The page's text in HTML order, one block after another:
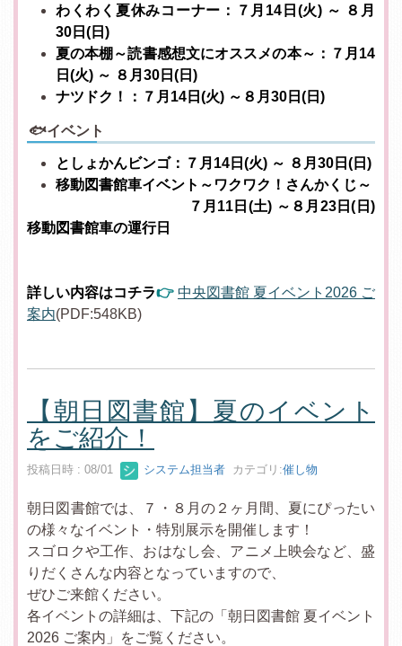
わくわく夏休みコーナー：７月14日(火) ～ ８月
30日(日)
夏の本棚～読書感想文にオススメの本～：７月14
日(火) ～ ８月30日(日)
ナツドク！：７月14日(火) ～８月30日(日)
🐟イベント
としょかんビンゴ：７月14日(火) ～ ８月30日(日)
移動図書館車イベント～ワクワク！さんかくじ～
７月11日(土) ～８月23日(日)
移動図書館車の運行日
詳しい内容はコチラ👉 中央図書館 夏イベント2026 ご
案内(PDF:548KB)
【朝日図書館】夏のイベント
をご紹介！
投稿日時 : 08/01 システム担当者 カテゴリ:催し物
朝日図書館では、７・８月の２ヶ月間、夏にぴったい
の様々なイベント・特別展示を開催します！
スゴロクや工作、おはなし会、アニメ上映会など、盛
りだくさんな内容となっていますので、
ぜひご来館ください。
各イベントの詳細は、下記の「朝日図書館 夏イベント
2026 ご案内」をご覧ください。